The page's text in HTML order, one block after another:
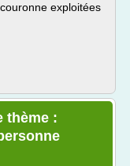
exploitées
thème :